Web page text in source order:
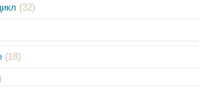
(32)
(18)